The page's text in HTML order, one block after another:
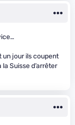
un jour ils coupent
Suisse d’arrêter